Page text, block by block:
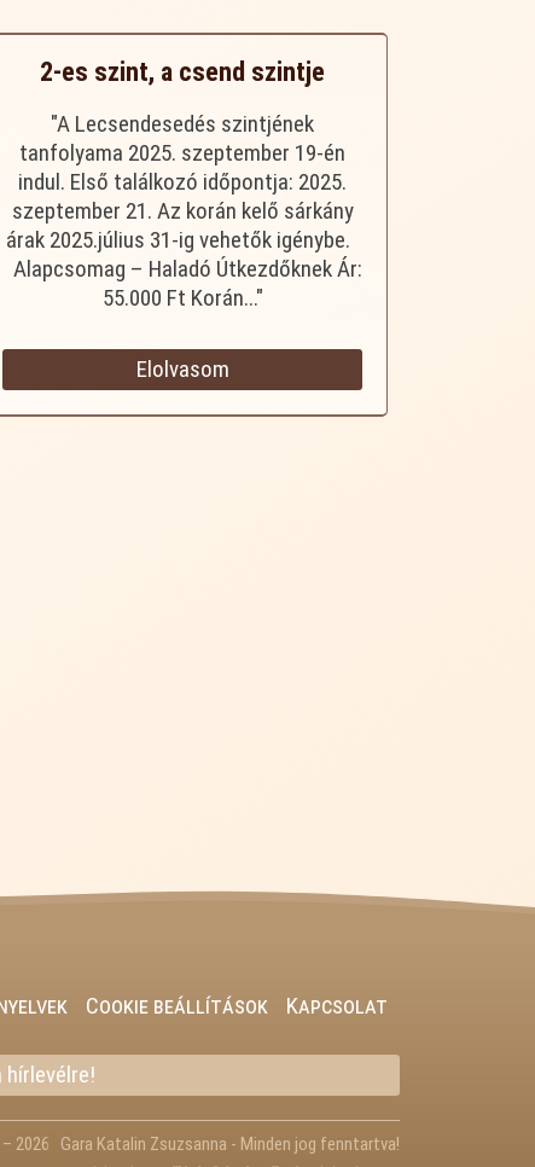
2-es szint, a csend szintje
"A Lecsendesedés szintjének
tanfolyama 2025. szeptember 19-én
indul. Első találkozó időpontja: 2025.
szeptember 21. Az korán kelő sárkány
árak 2025.július 31-ig vehetők igénybe.
Alapcsomag – Haladó Útkezdőknek Ár:
55.000 Ft Korán..."
Elolvasom
Cookie beállítások Kapcsolat
hírlevélre!
2026
Gara Katalin Zsuzsanna - Minden jog fenntartva!